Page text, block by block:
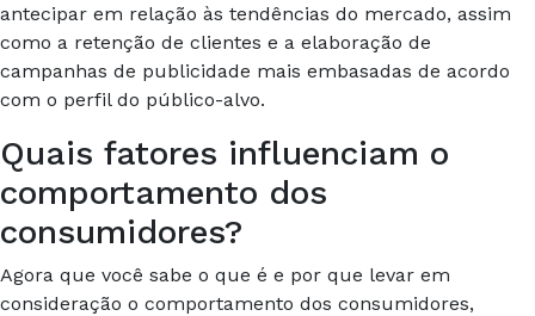
antecipar em relação às tendências do mercado, assim
como a retenção de clientes e a elaboração de
campanhas de publicidade mais embasadas de acordo
com o perfil do público-alvo.
Quais fatores influenciam o
comportamento dos
consumidores?
Agora que você sabe o que é e por que levar em
consideração o comportamento dos consumidores,